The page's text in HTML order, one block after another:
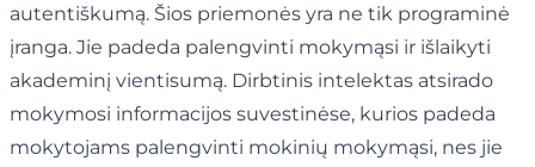
autentiškumą. Šios priemonės yra ne tik programinė
įranga. Jie padeda palengvinti mokymąsi ir išlaikyti
akademinį vientisumą. Dirbtinis intelektas atsirado
mokymosi informacijos suvestinėse, kurios padeda
mokytojams palengvinti mokinių mokymąsi, nes jie